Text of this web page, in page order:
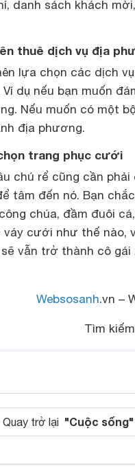
danh sách khách
thuê dịch vụ địa
lựa chọn các dịch
Ví dụ nếu bạn muốn
Nếu muốn có một
địa phương.
trang phục cưới
chú rể cũng cần
tâm đến nó. Bạn
chúa, đầm đuôi
váy cưới như thế nào,
vẫn trở thành cô gái
Websosanh.vn –
Tìm
Quay trở lại "Cuộc sống"